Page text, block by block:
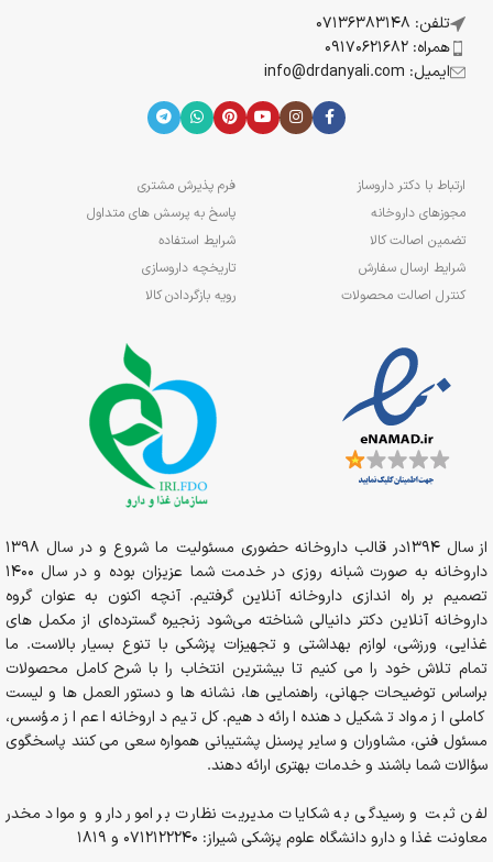
تلفن: 07136383148
همراه: 09170621682
ایمیل: info@drdanyali.com
ارتباط با دکتر داروساز
مجوزهای داروخانه
تضمین اصالت کالا
شرایط ارسال سفارش
کنترل اصالت محصولات
فرم پذیرش مشتری
پاسخ به پرسش های متداول
شرایط استفاده
تاریخچه داروسازی
رویه بازگردادن کالا
از سال 1394در قالب داروخانه حضوری مسئولیت ما شروع و در سال 1398
داروخانه به صورت شبانه روزی در خدمت شما عزیزان بوده و در سال 1400
تصمیم بر راه اندازی داروخانه آنلاین گرفتیم. آنچه اکنون به عنوان گروه
داروخانه آنلاین دکتر دانیالی شناخته می‌شود زنجیره گسترده‌ای از مکمل های
غذایی، ورزشی، لوازم بهداشتی و تجهیزات پزشکی با تنوع بسیار بالاست. ما
تمام تلاش خود را می کنیم تا بیشترین انتخاب را با شرح کامل محصولات
براساس توضیحات جهانی، راهنمایی ها، نشانه ها و دستور العمل ها و لیست
کاملی از مواد تشکیل دهنده ارائه دهیم. کل تیم داروخانه اعم از مؤسس،
مسئول فنی، مشاوران و سایر پرسنل پشتیبانی همواره سعی می کنند پاسخگوی
سؤالات شما باشند و خدمات بهتری ارائه دهند.
لفن ثبت و رسیدگی به شکایات مدیریت نظارت بر امور دارو و مواد مخدر
معاونت غذا و دارو دانشگاه علوم پزشکی شیراز: 0712122240 و 1819